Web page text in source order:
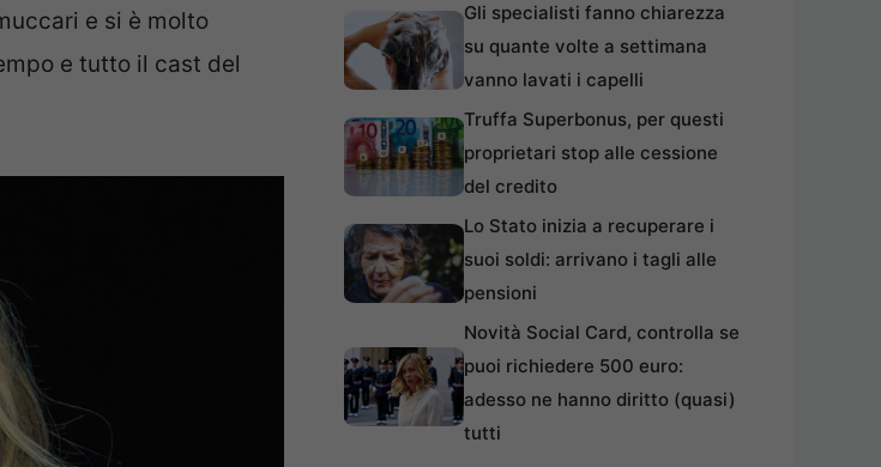
e si è molto
e tutto il cast del
Gli specialisti fanno chiarezza
su quante volte a settimana
vanno lavati i capelli
Truffa Superbonus, per questi
proprietari stop alle cessione
del credito
Lo Stato inizia a recuperare i
suoi soldi: arrivano i tagli alle
pensioni
Novità Social Card, controlla se
puoi richiedere 500 euro:
adesso ne hanno diritto (quasi)
tutti